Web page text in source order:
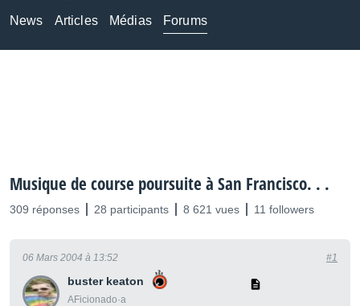
News Articles Médias Forums
Musique de course poursuite à San Francisco. . .
309 réponses 28 participants 8 621 vues 11 followers
buster keaton
AFicionado·a
06 Mars 2004 à 13:52 #1